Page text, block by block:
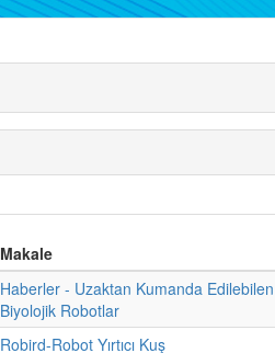
Makale
Haberler - Uzaktan Kumanda Edilebilen
Biyolojik Robotlar
Robird-Robot Yırtıcı Kuş